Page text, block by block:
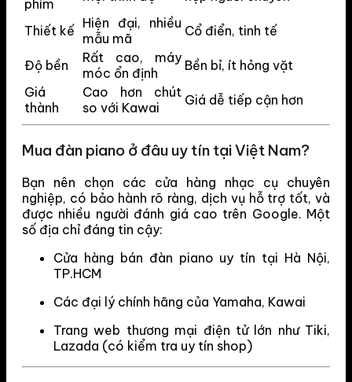
phím
Thiết kế Hiện đại, nhiều
mẫu mã
Cổ điển, tinh tế
Độ bền
Rất cao, máy
móc ổn định
Bền bỉ, ít hỏng vặt
Giá
thành
Cao hơn chút
so với Kawai
Giá dễ tiếp cận hơn
Mua đàn piano ở đâu uy tín tại Việt Nam?
Bạn nên chọn các cửa hàng nhạc cụ chuyên
nghiệp, có bảo hành rõ ràng, dịch vụ hỗ trợ tốt, và
được nhiều người đánh giá cao trên Google. Một
số địa chỉ đáng tin cậy:
Cửa hàng bán đàn piano uy tín tại Hà Nội,
TP.HCM
Các đại lý chính hãng của Yamaha, Kawai
Trang web thương mại điện tử lớn như Tiki,
Lazada (có kiểm tra uy tín shop)